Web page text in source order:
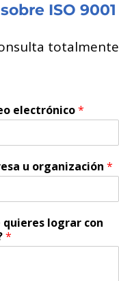
ISO 9001
totalmente
electrónico*
u organización *
quieres lograr con
*